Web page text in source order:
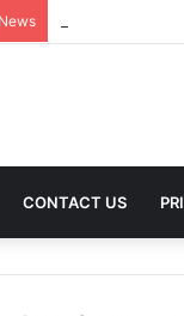
CONTACT US